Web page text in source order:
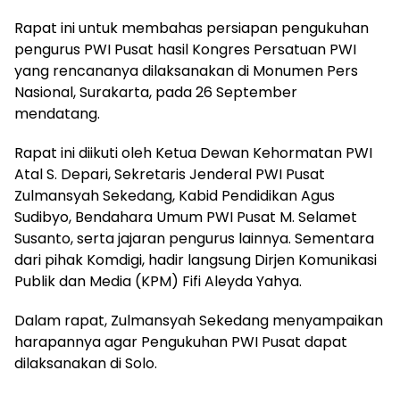
Rapat ini untuk membahas persiapan pengukuhan
pengurus PWI Pusat hasil Kongres Persatuan PWI
yang rencananya dilaksanakan di Monumen Pers
Nasional, Surakarta, pada 26 September
mendatang.
Rapat ini diikuti oleh Ketua Dewan Kehormatan PWI
Atal S. Depari, Sekretaris Jenderal PWI Pusat
Zulmansyah Sekedang, Kabid Pendidikan Agus
Sudibyo, Bendahara Umum PWI Pusat M. Selamet
Susanto, serta jajaran pengurus lainnya. Sementara
dari pihak Komdigi, hadir langsung Dirjen Komunikasi
Publik dan Media (KPM) Fifi Aleyda Yahya.
Dalam rapat, Zulmansyah Sekedang menyampaikan
harapannya agar Pengukuhan PWI Pusat dapat
dilaksanakan di Solo.